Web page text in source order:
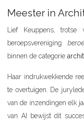
Meester in
Lief Keuppens, trotse
beroepsvereniging
binnen de categorie
Haar indrukwekkende
te overtuigen. De
van de inzendingen elk
van AI bewijst dit